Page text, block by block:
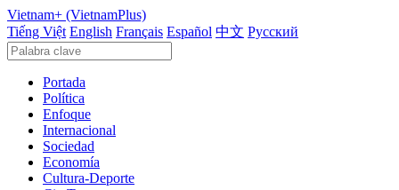
Vietnam+ (VietnamPlus)
Tiếng Việt English Français Español 中文 Русский
Portada
Política
Enfoque
Internacional
Sociedad
Economía
Cultura-Deporte